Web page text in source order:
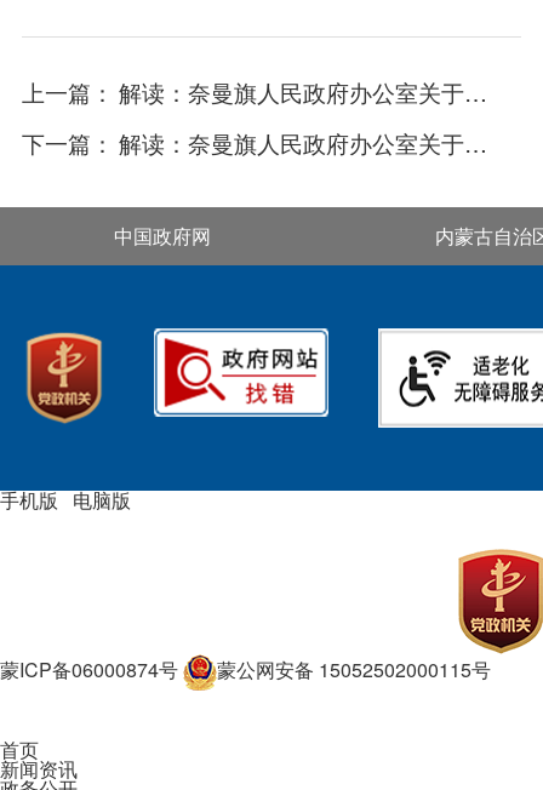
上一篇：
解读：奈曼旗人民政府办公室关于建立奈曼旗财会监督协调工作机制的通知
下一篇：
解读：奈曼旗人民政府办公室关于印发奈曼旗主城区大气污染专项整治实施方案的通知
中国政府网 内蒙古自治
手机版|电脑版
主办单位：奈曼旗人民政府主办
蒙ICP备06000874号
蒙公网安备 15052502000115号
政府网站标识码：1505250015
首页
新闻资讯